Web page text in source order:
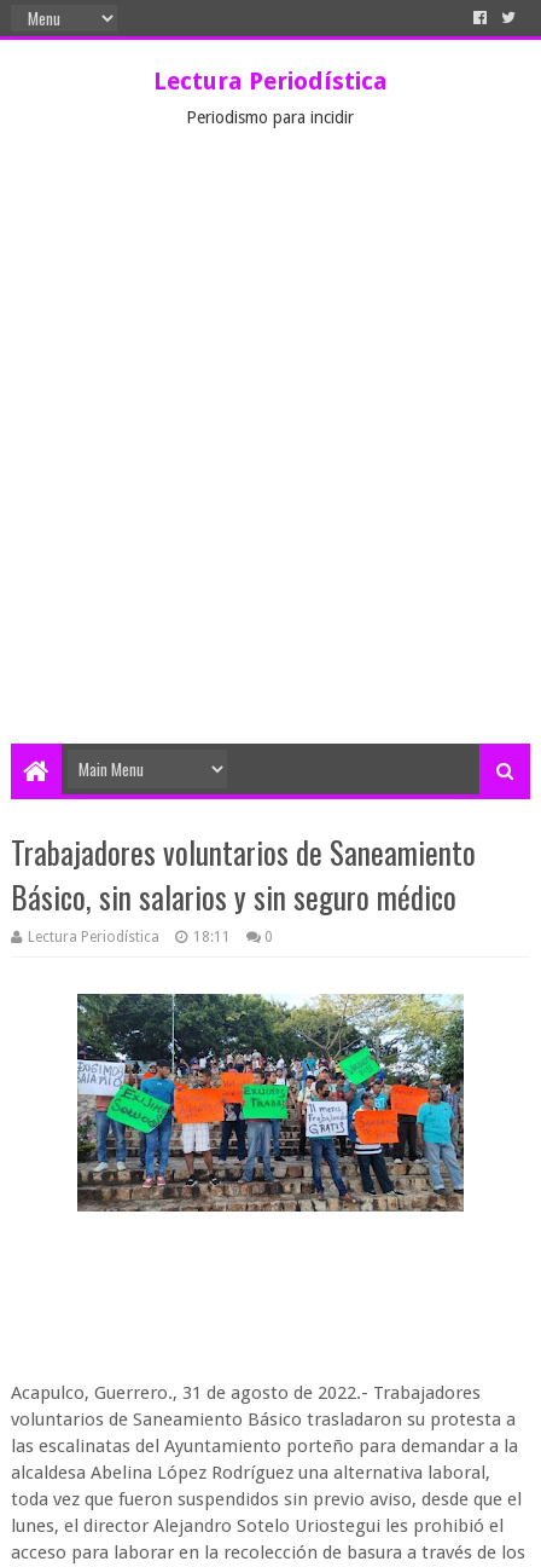
Lectura Periodística
Periodismo para incidir
Trabajadores voluntarios de Saneamiento
Básico, sin salarios y sin seguro médico
Lectura Periodística 18:11 0
Acapulco, Guerrero., 31 de agosto de 2022.- Trabajadores
voluntarios de Saneamiento Básico trasladaron su protesta a
las escalinatas del Ayuntamiento porteño para demandar a la
alcaldesa Abelina López Rodríguez una alternativa laboral,
toda vez que fueron suspendidos sin previo aviso, desde que el
lunes, el director Alejandro Sotelo Uriostegui les prohibió el
acceso para laborar en la recolección de basura a través de los